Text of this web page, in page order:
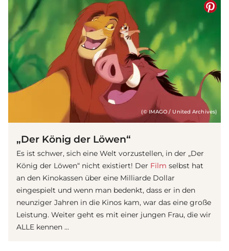
(© IMAGO / United Archives)
„Der König der Löwen“
Es ist schwer, sich eine Welt vorzustellen, in der „Der
König der Löwen“ nicht existiert! Der Film selbst hat
an den Kinokassen über eine Milliarde Dollar
eingespielt und wenn man bedenkt, dass er in den
neunziger Jahren in die Kinos kam, war das eine große
Leistung. Weiter geht es mit einer jungen Frau, die wir
ALLE kennen ...